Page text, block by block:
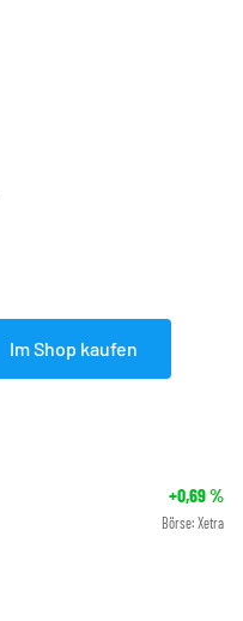
Im Shop kaufen
+0,69%
Börse: Xetra